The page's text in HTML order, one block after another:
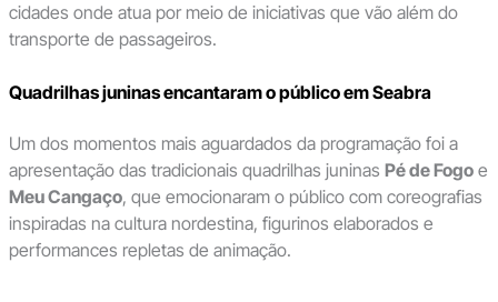
cidades onde atua por meio de iniciativas que vão além do
transporte de passageiros.
Quadrilhas juninas encantaram o público em Seabra
Um dos momentos mais aguardados da programação foi a
apresentação das tradicionais quadrilhas juninas Pé de Fogoe
Meu Cangaço, que emocionaram o público com coreografias
inspiradas na cultura nordestina, figurinos elaborados e
performances repletas de animação.